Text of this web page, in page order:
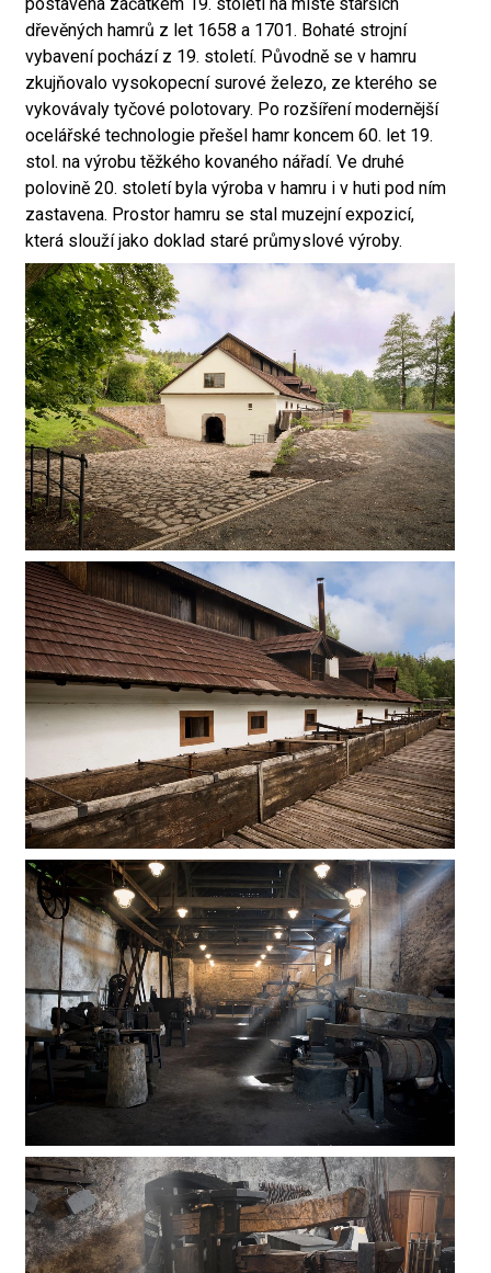
dřevěných hamrů z let 1658 a 1701. Bohaté strojní
vybavení pochází z 19. století. Původně se v hamru
zkujňovalo vysokopecní surové železo, ze kterého se
vykovávaly tyčové polotovary. Po rozšíření modernější
ocelářské technologie přešel hamr koncem 60. let 19.
stol. na výrobu těžkého kovaného nářadí. Ve druhé
polovině 20. století byla výroba v hamru i v huti pod ním
zastavena. Prostor hamru se stal muzejní expozicí,
která slouží jako doklad staré průmyslové výroby.